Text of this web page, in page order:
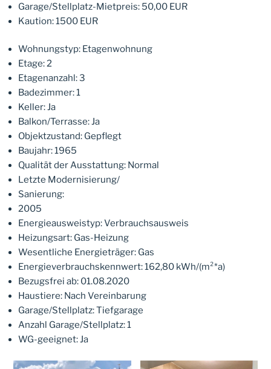
Garage/Stellplatz-Mietpreis: 50,00 EUR
Kaution: 1500 EUR
Wohnungstyp: Etagenwohnung
Etage: 2
Etagenanzahl: 3
Badezimmer: 1
Keller: Ja
Balkon/Terrasse: Ja
Objektzustand: Gepflegt
Baujahr: 1965
Qualität der Ausstattung: Normal
Letzte Modernisierung/
Sanierung:
2005
Energieausweistyp: Verbrauchsausweis
Heizungsart: Gas-Heizung
Wesentliche Energieträger: Gas
Energieverbrauchskennwert: 162,80 kWh/(m²*a)
Bezugsfrei ab: 01.08.2020
Haustiere: Nach Vereinbarung
Garage/Stellplatz: Tiefgarage
Anzahl Garage/Stellplatz: 1
WG-geeignet: Ja